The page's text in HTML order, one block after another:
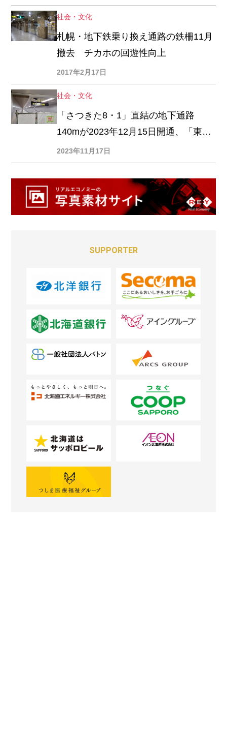
社会・文化
札幌・地下鉄乗り換え通路の鉄柵11月
撤去 チカホの回遊性向上
2017年2月17日
社会・文化
「さつきた8・1」直結の地下通路
140mが2023年12月15日開通、「東豊
線さっぽろ駅」から総延長430mに
2023年11月17日
SUPPORTER